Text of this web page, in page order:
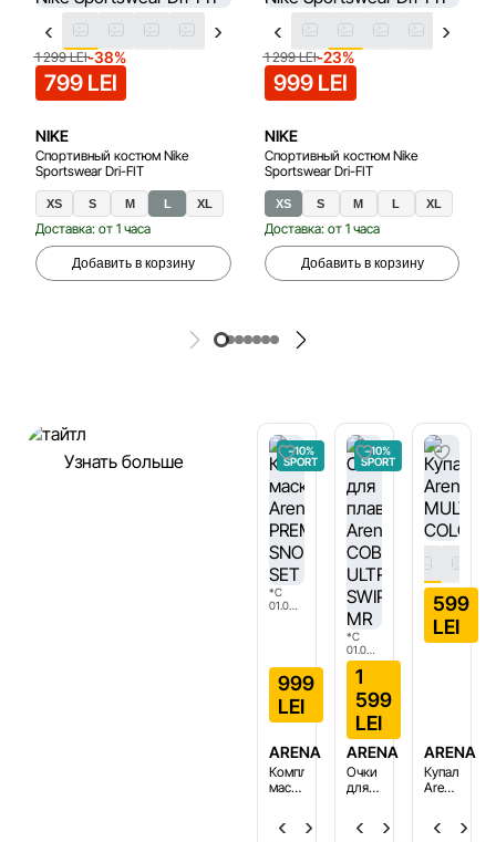
1 299 LEI-38%
799 LEI
NIKE
Спортивный костюм Nike
Sportswear Dri-FIT
XS S M L XL
Доставка: от 1 часа
Добавить в корзину
1 299 LEI-23%
999 LEI
NIKE
Спортивный костюм Nike
Sportswear Dri-FIT
XS S M L XL
Доставка: от 1 часа
Добавить в корзину
28 29.5
Узнать больше
−10%
SPORT
*С
01.08.2026
999
LEI
ARENA
Комплект:
маска,трубка
SNORKELING
One si…
−10%
SPORT
*С
01.08.2026
по
31.08.2026
1
599
LEI
ARENA
Очки
для
COBRAOne si…
599
LEI
ARENA
Купальник
Arena
6